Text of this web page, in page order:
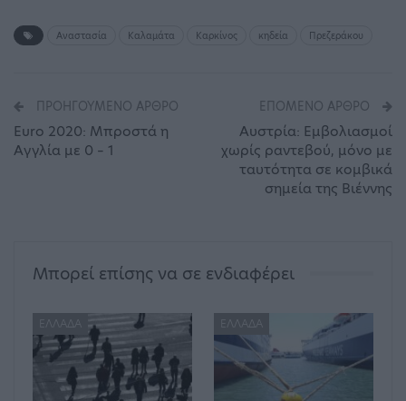
Αναστασία Καλαμάτα Καρκίνος κηδεία Πρεζεράκου
ΠΡΟΗΓΟΎΜΕΝΟ ΆΡΘΡΟ
Euro 2020: Μπροστά η
Αγγλία με 0 – 1
ΕΠΌΜΕΝΟ ΆΡΘΡΟ
Αυστρία: Εμβολιασμοί
χωρίς ραντεβού, μόνο με
ταυτότητα σε κομβικά
σημεία της Βιέννης
Μπορεί επίσης να σε ενδιαφέρει
ΕΛΛΆΔΑ ΕΛΛΆΔΑ